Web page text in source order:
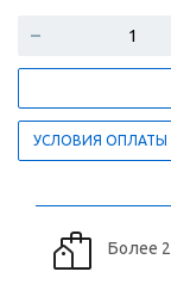
УСЛОВИЯ ОПЛАТЫ
Более